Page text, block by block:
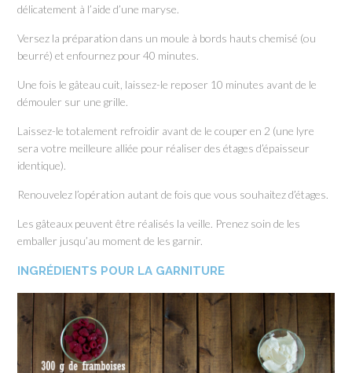
délicatement à l’aide d’une maryse.
Versez la préparation dans un moule à bords hauts chemisé (ou
beurré) et enfournez pour 40 minutes.
Une fois le gâteau cuit, laissez-le reposer 10 minutes avant de le
démouler sur une grille.
Laissez-le totalement refroidir avant de le couper en 2 (une lyre
sera votre meilleure alliée pour réaliser des étages d’épaisseur
identique).
Renouvelez l’opération autant de fois que vous souhaitez d’étages.
Les gâteaux peuvent être réalisés la veille. Prenez soin de les
emballer jusqu’au moment de les garnir.
INGRÉDIENTS POUR LA GARNITURE